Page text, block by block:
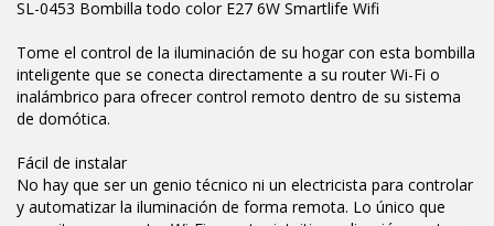
SL-0453 Bombilla todo color E27 6W Smartlife Wifi
Tome el control de la iluminación de su hogar con esta bombilla
inteligente que se conecta directamente a su router Wi-Fi o
inalámbrico para ofrecer control remoto dentro de su sistema
de domótica.
Fácil de instalar
No hay que ser un genio técnico ni un electricista para controlar
y automatizar la iluminación de forma remota. Lo único que